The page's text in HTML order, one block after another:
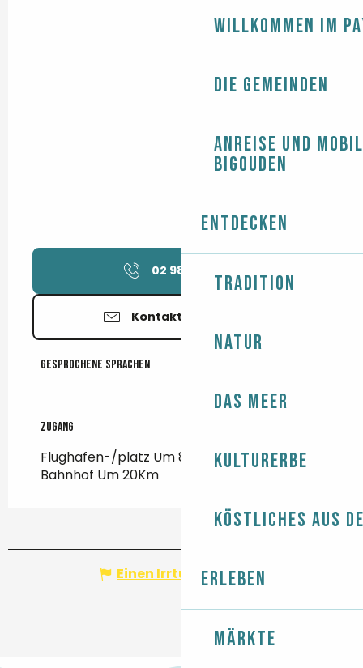
Willkommen im
Die Gemeinden
Anreise und
Bigouden
Entdecken
Tradition
Natur
Das Meer
Kulturerbe
Köstliches aus
Erleben
Märkte
02 98 97 58
Kontaktieren Sie uns
Gesprochene Sprachen
Gesprochene Sprachen
Zugang
Zugang
Flughafen-/platz Um 87Km
Bahnhof Um 20Km
Einen Irrtum angeben